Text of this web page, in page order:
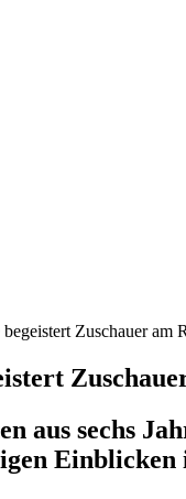
Zuschauer am
aus sechs
Einblicken